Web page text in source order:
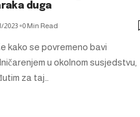
duga
2023 0 Min Read
kako se povremeno bavi
u okolnom susjedstvu,
za taj…